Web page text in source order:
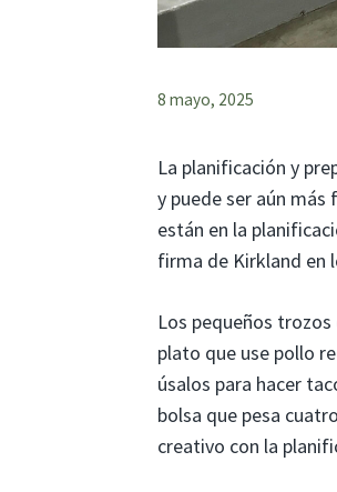
8 mayo, 2025
La planificación y
y puede ser aún
están en la
firma de Kirkland en
Los pequeños
plato que use pollo
úsalos para hacer
bolsa que pesa
creativo con la